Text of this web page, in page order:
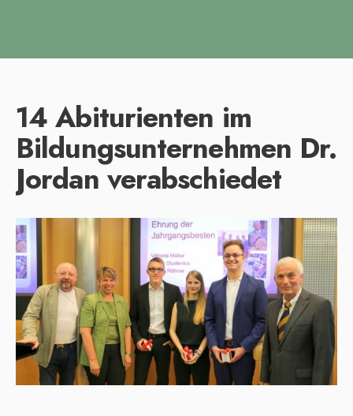
14 Abiturienten im
Bildungsunternehmen Dr.
Jordan verabschiedet